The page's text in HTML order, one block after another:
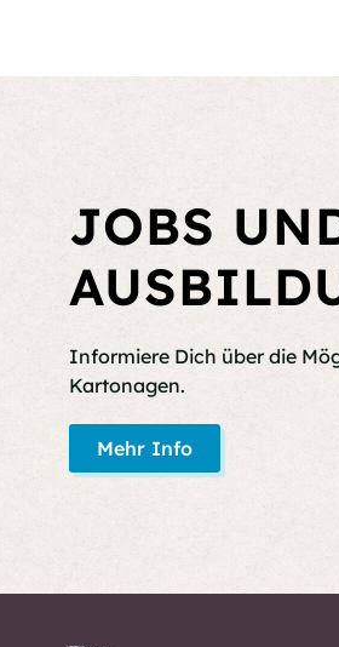
JOBS
Informiere Dich über die
Kartonagen.
Mehr Info